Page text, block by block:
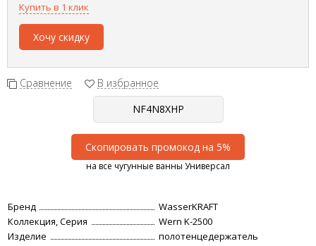
Купить в 1 клик
Хочу скидку
Сравнение В избранное
Скопировать промокод на 5%
на все чугунные ванны Универсал
Бренд
WasserKRAFT
Коллекция, Серия
Wern K-2500
Изделие
полотенцедержатель